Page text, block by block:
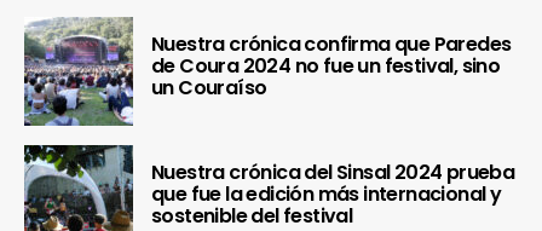
Nuestra crónica confirma que Paredes
de Coura 2024 no fue un festival, sino
un Couraíso
Nuestra crónica del Sinsal 2024 prueba
que fue la edición más internacional y
sostenible del festival